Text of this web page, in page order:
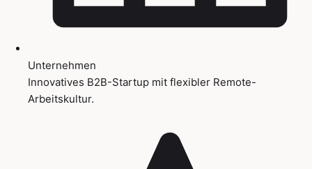
Unternehmen
Innovatives B2B-Startup mit flexibler Remote-
Arbeitskultur.